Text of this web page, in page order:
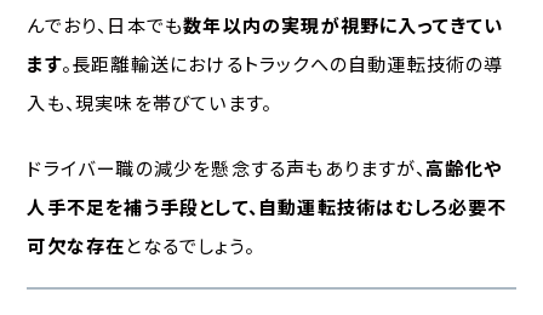
んでおり、日本でも数年以内の実現が視野に入ってきてい
ます。長距離輸送におけるトラックへの自動運転技術の導
入も、現実味を帯びています。
ドライバー職の減少を懸念する声もありますが、 高齢化や
人手不足を補う手段として、自動運転技術はむしろ必要不
可欠な存在となるでしょう。